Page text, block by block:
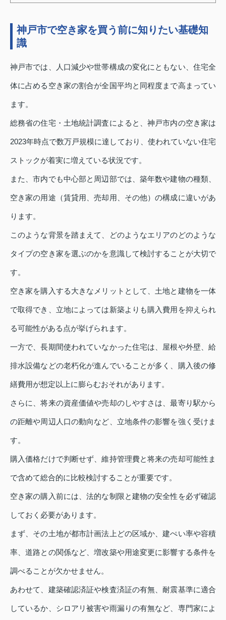
神戸市で空き家を買う前に知りたい基礎知
識
神戸市では、人口減少や世帯構成の変化にともない、住宅全
体に占める空き家の割合が全国平均と同程度まで高まってい
ます。
総務省の住宅・土地統計調査によると、神戸市内の空き家は
2023年時点で数万戸規模に達しており、使われていない住宅
ストックが着実に増えている状況です。
また、市内でも中心部と周辺部では、築年数や建物の種類、
空き家の用途（賃貸用、売却用、その他）の構成に違いがあ
ります。
このような背景を踏まえて、どのようなエリアのどのような
タイプの空き家を選ぶのかを意識して検討することが大切で
す。
空き家を購入する大きなメリットとして、土地と建物を一体
で取得でき、立地によっては新築よりも購入費用を抑えられ
る可能性がある点が挙げられます。
一方で、長期間使われていなかった住宅は、屋根や外壁、給
排水設備などの老朽化が進んでいることが多く、購入後の修
繕費用が想定以上に膨らむおそれがあります。
さらに、将来の資産価値や売却のしやすさは、最寄り駅から
の距離や周辺人口の動向など、立地条件の影響を強く受けま
す。
購入価格だけで判断せず、維持管理費と将来の売却可能性ま
で含めて総合的に比較検討することが重要です。
空き家の購入前には、法的な制限と建物の安全性を必ず確認
しておく必要があります。
まず、その土地が都市計画法上どの区域か、建ぺい率や容積
率、道路との関係など、増改築や用途変更に影響する条件を
調べることが欠かせません。
あわせて、建築確認済証や検査済証の有無、耐震基準に適合
しているか、シロアリ被害や雨漏りの有無など、専門家によ